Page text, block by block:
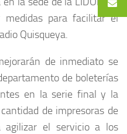
medidas para facilitar el
Quisqueya.
de inmediato se
de boleterías
en la serie final y la
de impresoras de
agilizar el servicio a los